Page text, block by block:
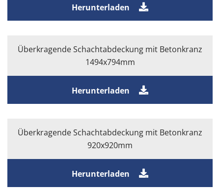
Herunterladen
Überkragende Schachtabdeckung mit Betonkranz
1494x794mm
Herunterladen
Überkragende Schachtabdeckung mit Betonkranz
920x920mm
Herunterladen